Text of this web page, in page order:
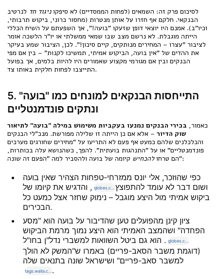
לסיכום פרק זה: השמאים (לפחות הממסדיים) לא סיפקוניגוד חד לנרטיב
הבנקאי. חלקם אף חזרו על אותן מנטרות (מחסור כרוני, ביקוש תרבותי,
וכיו"ב). אמנם היו יוצאי דופן שזעקו "בועה!", אך השפעתם על השיח הכללי
הייתה מוגבלת. לא נרשם מצב שבו שמאי ממשלתי או יו"ר הלשכה אומר
לציבור "עצרו – המחירים מנותקים, קיים סיכון!". לכן, הציבור שמע בעיקר
את ההדים של "אין בועה, הביקוש אמיתי, תמשיכו לקנות" – בין אם מפי
הבנקים ובין אם מגורמי מקצוע שאמורים היו להיות בלמים, אך בפועל
התייצבו לפחות חלקית באותו צד.
5. התייחסות הבנקאים למונחים כמו "בועה"
ונתקים פונדמנטליים
כאמור, בכירי הבנקים נמנעו בעקביות משימוש במילה "בועה" לתיאור
שוק הדיור – אלא אם כן הייתה זו שלילה מפורשת. מנכ"לי הבנקים
והכלכלנים שלהם כמעט אף פעם לא התריעו על "מחירים שחורגים מערכים
פונדמנטליים" או על "התנהגות בועתית". להפך, כשהנושא עלה בכותרות,
הם טרחולהכחיש קיומה של בועה ולהסביר למה "הפעם זה שונה":
כפי שהוזכר, אלי יונס ממזרחי-טפחות הצהיר שאין בועה
ושום דבר לא עומד להתפוצץ
, והדגיש את קיומו של
ביקוש אמיתי מול היצע מוגבל – נימוק שחזר אצל כמעט כל
הבכירים.
ציון קינן מהפועלים טען שהדיבור על בועה הוא "מסע
הפחדה" ושהמצב האמיתי הוא היצע נמוך מרמת הביקוש
. הוא גם ביטל השוואות למשברי נדל"ן בחו"ל
(דוגמת משבר הסאב-פריים) באמרו ש"המשק לא הולך
למשבר סאב-פריים" ושישראל שונה בתנאים שלה
.